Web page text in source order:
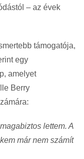
– az évek
támogatója,
egy
amelyet
Berry
lettem. A
már nem számít